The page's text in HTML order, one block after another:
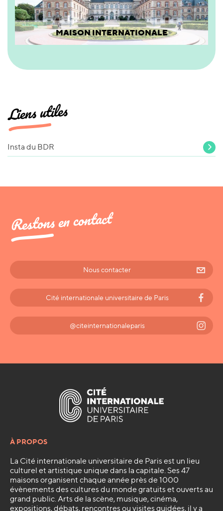
MAISON INTERNATIONALE
Liens utiles
Insta du BDR
Restons en contact
Nous contacter
Cité internationale universitaire de Paris
@citeinternationaleparis
À PROPOS
La Cité internationale universitaire de Paris est un lieu
culturel et artistique unique dans la capitale. Ses 47
maisons organisent chaque année près de 1000
évènements des cultures du monde gratuits et ouverts au
grand public. Arts de la scène, musique, cinéma,
expositions, débats, rencontres ou visites guidées, il y a